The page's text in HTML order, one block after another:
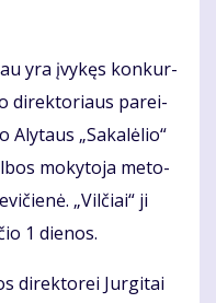
yra įvy­kęs kon­kur­
di­rek­to­riaus pa­rei­
Aly­taus „Sa­ka­lė­lio“
mo­ky­to­ja me­to­
„Vil­čiai“ ji
1 die­nos.
di­rek­to­rei Jur­gi­tai